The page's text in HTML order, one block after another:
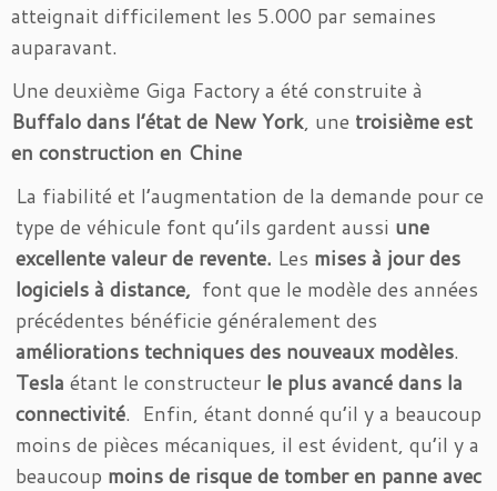
atteignait difficilement les 5.000 par semaines
auparavant.
Une deuxième Giga Factory a été construite à
Buffalo dans l’état de New York, une troisième est
en construction en Chine
La fiabilité et l’augmentation de la demande pour ce
type de véhicule font qu’ils gardent aussi une
excellente valeur de revente. Les mises à jour des
logiciels à distance, font que le modèle des années
précédentes bénéficie généralement des
améliorations techniques des nouveaux modèles.
Tesla étant le constructeur le plus avancé dans la
connectivité. Enfin, étant donné qu’il y a beaucoup
moins de pièces mécaniques, il est évident, qu’il y a
beaucoup moins de risque de tomber en panne avec